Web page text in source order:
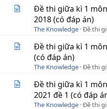
Đề thi giữa kì 1
2018 (có đáp án)
The Knowledge Đề thi
Đề thi giữa kì 1
(có đáp án)
The Knowledge Đề thi
Đề thi giữa kì 1
2021 đề 1 (có đáp
The Knowledge Đề thi